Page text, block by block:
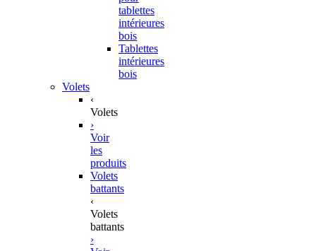
tablettes
intérieures
bois
Tablettes
intérieures
bois
Volets
‹
Volets
›
Voir
les
produits
Volets
battants
‹
Volets
battants
›